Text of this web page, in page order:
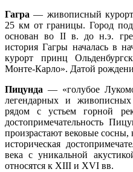
Гагра — живописный курорт
25 км от границы. Город
основан во II в. до н.э.
история Гагры началась в
курорт принц
Монте-Карло». Датой
Пицунда — «голубое
легендарных и
рядом с устьем горной
достопримечательность
произрастают вековые
историческая
века с уникальной
относятся к XIII и XVI вв.